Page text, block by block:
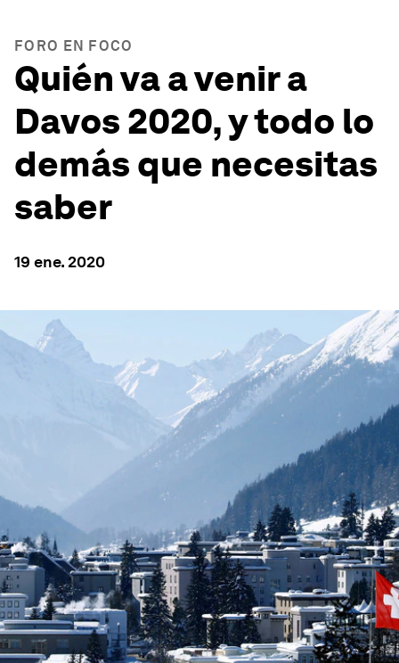
FORO EN FOCO
Quién va a venir a
Davos 2020, y todo lo
demás que necesitas
saber
19 ene. 2020